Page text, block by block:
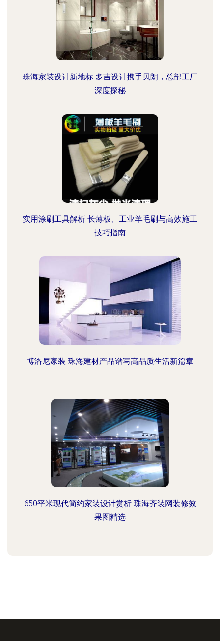
珠海家装设计新地标 多吉设计携手贝朗，总部工厂
深度探秘
实用涂刷工具解析 长薄板、工业羊毛刷与高效施工
技巧指南
博洛尼家装 珠海建材产品谱写高品质生活新篇章
650平米现代简约家装设计赏析 珠海齐装网装修效
果图精选